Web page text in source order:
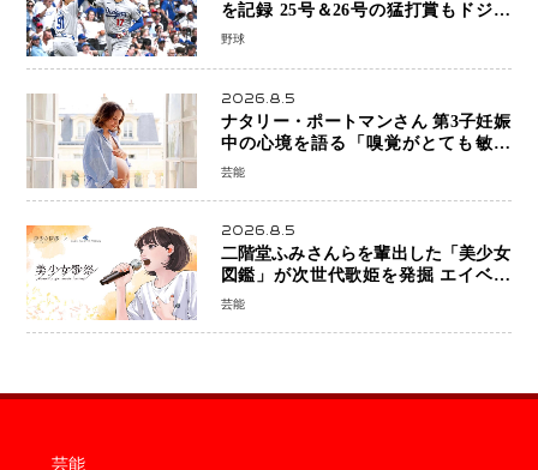
を記録 25号＆26号の猛打賞もドジャ
ースは今季ワーストの6連敗
野球
2026.8.5
ナタリー・ポートマンさん 第3子妊娠
中の心境を語る「嗅覚がとても敏感
に」マタニティフォトも公開
芸能
2026.8.5
二階堂ふみさんらを輩出した「美少女
図鑑」が次世代歌姫を発掘 エイベッ
クスと「美少女歌祭2026」開催決定
芸能
芸能